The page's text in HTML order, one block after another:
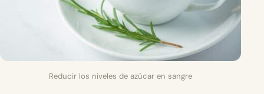
Reducir los niveles de azúcar en sangre